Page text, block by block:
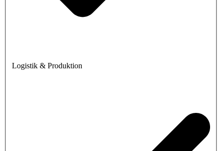
Logistik & Produktion